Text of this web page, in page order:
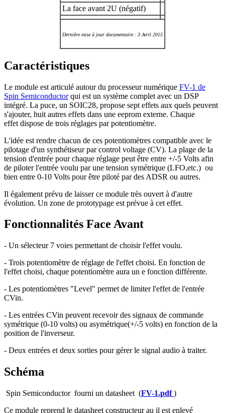
La face avant 2U (négatif)
Dernière mise à jour documentaire : 3 Avril 2015
Caractéristiques
Le module est articulé autour du processeur numérique FV-1 de
Spin Semiconductorqui est un système complet avec un DSP
intégré. La puce, un SOIC28, propose sept effets aux quels peuvent
s'ajouter, huit autres effets dans une eeprom externe. Chaque
effet dispose de trois réglages par potentiomètre.
L'idée est rendre chacun de ces potentiomètres compatible avec le
pilotage d'un synthétiseur par control voltage (CV). La plage de la
tension d'entrée pour chaque réglage peut être entre +/-5 Volts afin
de piloter l'entrée voulu par une tension symétrique (LFO,etc.) ou
bien entre 0-10 Volts pour être piloté par des ADSR ou autres.
Il également prévu de laisser ce module très ouvert à d'autre
évolution. Un zone de prototypage est prévue à cet effet.
Fonctionnalités Face Avant
- Un sélecteur 7 voies permettant de choisir l'effet voulu.
- Trois potentiomètre de réglage de l'effet choisi. En fonction de
l'effet choisi, chaque potentiomètre aura un e fonction différente.
- Les potentiomètres "Level" permet de limiter l'effet de l'entrée
CVin.
- Les entrées CVin peuvent recevoir des signaux de commande
symétrique (0-10 volts) ou asymétrique(+/-5 volts) en fonction de la
position de l'inverseur.
- Deux entrées et deux sorties pour gérer le signal audio à traiter.
Schéma
Spin Semiconductor fourni un datasheet (FV-1.pdf)
Ce module reprend le datasheet constructeur au il est enlevé